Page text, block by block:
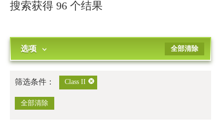
技术支持
搜索获得 96 个结果
选项 全部清除
筛选条件： Class II
全部清除